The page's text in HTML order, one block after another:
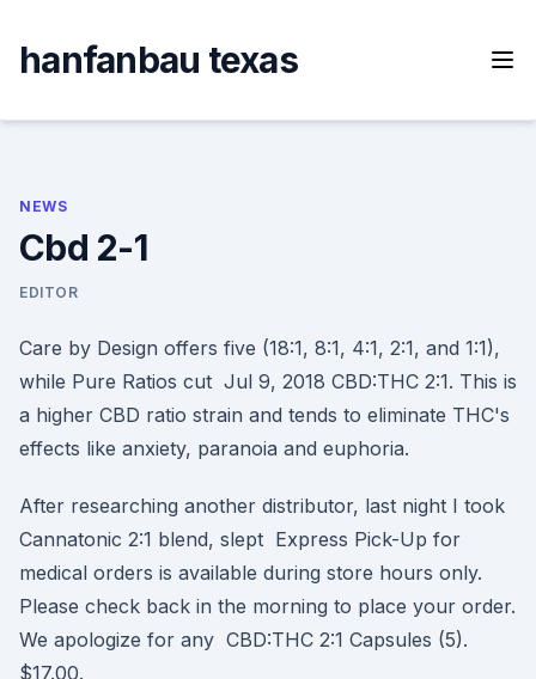
content
hanfanbau texas
NEWS
Cbd 2-1
EDITOR
Care by Design offers five (18:1, 8:1, 4:1, 2:1, and 1:1),
while Pure Ratios cut Jul 9, 2018 CBD:THC 2:1. This is
a higher CBD ratio strain and tends to eliminate THC's
effects like anxiety, paranoia and euphoria.
After researching another distributor, last night I took
Cannatonic 2:1 blend, slept Express Pick-Up for
medical orders is available during store hours only.
Please check back in the morning to place your order.
We apologize for any CBD:THC 2:1 Capsules (5).
$17.00.